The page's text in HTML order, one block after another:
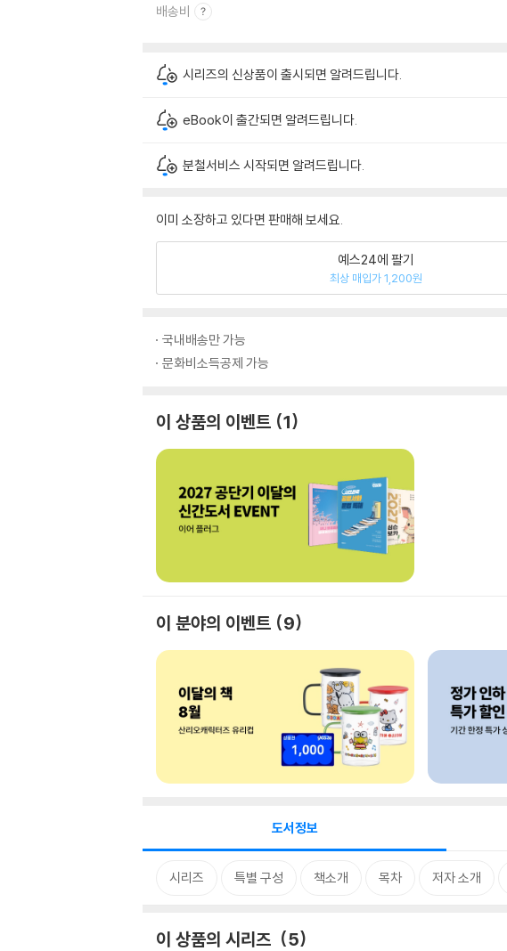
배송비
시리즈의 신상품이 출시되면 알려드립니다.
eBook이 출간되면 알려드립니다.
분철서비스 시작되면 알려드립니다.
이미 소장하고 있다면 판매해 보세요.
예스24에 팔기
최상 매입가 1,200원
국내배송만 가능
문화비소득공제 가능
이 상품의 이벤트 1
이 분야의 이벤트 9
도서정보
시리즈 특별 구성 책소개 목차 저자 소개
이 상품의 시리즈 5